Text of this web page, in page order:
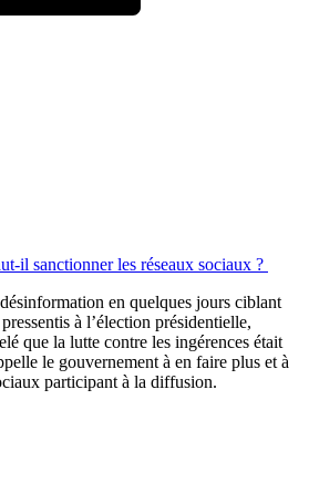
il sanctionner les réseaux sociaux ?
en quelques jours ciblant
à l’élection présidentielle,
que la lutte contre les ingérences était
le gouvernement à en faire plus et à
participant à la diffusion.